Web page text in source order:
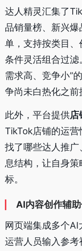
达人精灵汇集了
品销量榜、新兴
单，支持按类目
条件灵活组合过滤
需求高、竞争小”
争尚未白热化之前
此外，平台提供店
TikTok店铺的运营
找了哪些达人推
息结构，让自身
标。
AI内容创作辅
网页端集成多个
运营人员输入参